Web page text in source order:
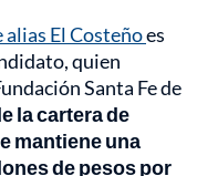
alias El Costeñoes
quien
Santa Fe de
la cartera de
mantiene una
de pesos por